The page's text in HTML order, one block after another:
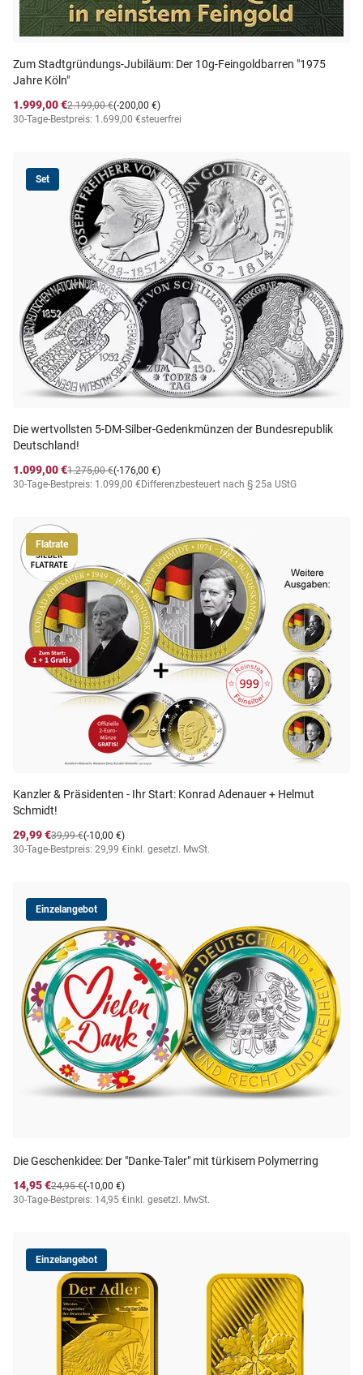
Zum Stadtgründungs-Jubiläum: Der 10g-Feingoldbarren "1975
Jahre Köln"
1.999,00 €
(-200,00 €)
2.199,00 €
30-Tage-Bestpreis: 1.699,00 €steuerfrei
Set
Die wertvollsten 5-DM-Silber-Gedenkmünzen der Bundesrepublik
Deutschland!
1.099,00 €
(-176,00 €)
1.275,00 €
30-Tage-Bestpreis: 1.099,00 € Differenzbesteuert nach § 25a UStG
Flatrate
Kanzler & Präsidenten - Ihr Start: Konrad Adenauer + Helmut
Schmidt!
29,99 €
(-10,00 €)
39,99 €
30-Tage-Bestpreis: 29,99 €inkl. gesetzl. MwSt.
Einzelangebot
Die Geschenkidee: Der "Danke-Taler" mit türkisem Polymerring
14,95 €
(-10,00 €)
24,95 €
30-Tage-Bestpreis: 14,95 €inkl. gesetzl. MwSt.
Einzelangebot